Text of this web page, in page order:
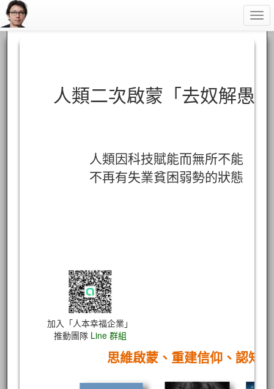
人類二次啟蒙「去奴解愚
人類因科技賦能而無所不能
不再有失業貧困弱勢的狀態
加入「人本幸福企業」
推動團隊 Line 群組
思維啟蒙、重建信仰、認知